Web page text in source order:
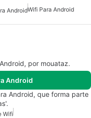
AndroidWifi Para Android
por mouataz.
Android
Android, que forma parte
Wifi